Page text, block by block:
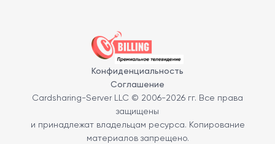
Конфиденциальность
Соглашение
Cardsharing-Server LLC © 2006-2026 гг. Все права
защищены
и принадлежат владельцам ресурса. Копирование
материалов запрещено.